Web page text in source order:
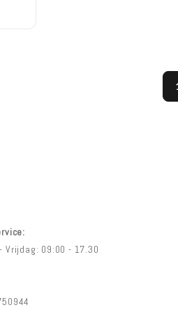
Vrijdag: 09:00 - 17.30